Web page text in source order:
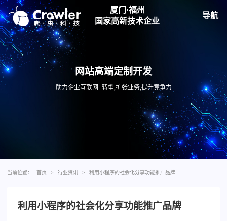
厦门·福州
国家高新技术企业
导航
网站高端定制开发
助力企业互联网+转型,扩张业务,提升竞争力
当前位置： 首页 > 行业资讯 > 利用小程序的社会化分享功能推广品牌
利用小程序的社会化分享功能推广品牌